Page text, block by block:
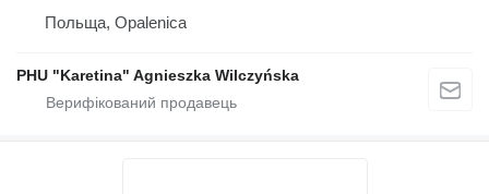
Польща, Opalenica
PHU "Karetina" Agnieszka Wilczyńska